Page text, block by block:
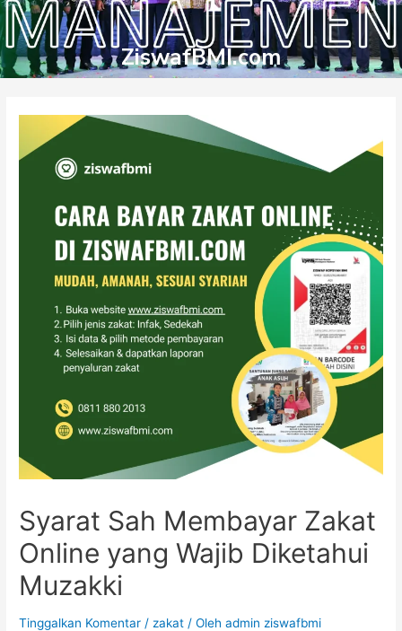
ZiswafBMI.com
Syarat Sah Membayar Zakat
Online yang Wajib Diketahui
Muzakki
Tinggalkan Komentar / zakat / Olehadmin ziswafbmi